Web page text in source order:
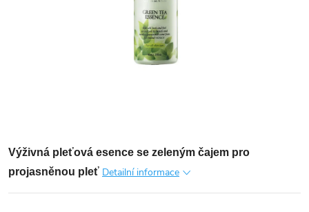
Výživná pleťová esence se zeleným čajem pro
projasněnou pleť Detailní informace